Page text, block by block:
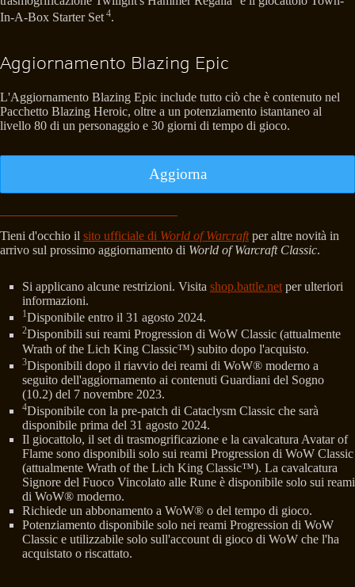
In-A-Box Starter Set 4.
Aggiornamento Blazing Epic
L'Aggiornamento Blazing Epic include tutto ciò che è contenuto nel
Pacchetto Blazing Heroic, oltre a un potenziamento istantaneo al
livello 80 di un personaggio e 30 giorni di tempo di gioco.
Aggiorna
Tieni d'occhio il sito ufficiale di World of Warcraftper altre novità in
arrivo sul prossimo aggiornamento di World of Warcraft Classic.
Si applicano alcune restrizioni. Visita shop.battle.net per ulteriori
informazioni.
1Disponibile entro il 31 agosto 2024.
2Disponibili sui reami Progression di WoW Classic (attualmente
Wrath of the Lich King Classic™) subito dopo l'acquisto.
3Disponibili dopo il riavvio dei reami di WoW® moderno a
seguito dell'aggiornamento ai contenuti Guardiani del Sogno
(10.2) del 7 novembre 2023.
4Disponibile con la pre-patch di Cataclysm Classic che sarà
disponibile prima del 31 agosto 2024.
Il giocattolo, il set di trasmogrificazione e la cavalcatura Avatar of
Flame sono disponibili solo sui reami Progression di WoW Classic
(attualmente Wrath of the Lich King Classic™). La cavalcatura
Signore del Fuoco Vincolato alle Rune è disponibile solo sui reami
di WoW® moderno.
Richiede un abbonamento a WoW® o del tempo di gioco.
Potenziamento disponibile solo nei reami Progression di WoW
Classic e utilizzabile solo sull'account di gioco di WoW che l'ha
acquistato o riscattato.